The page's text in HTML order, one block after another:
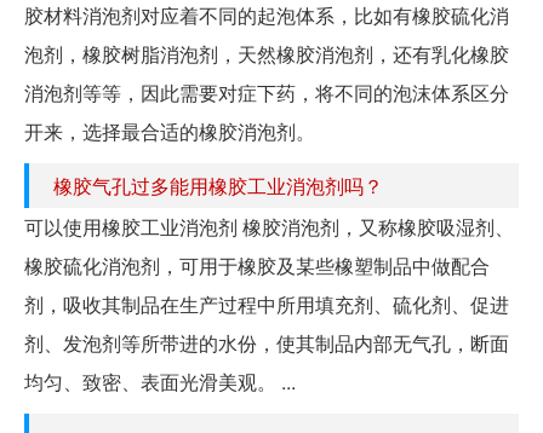
胶材料消泡剂对应着不同的起泡体系，比如有橡胶硫化消
泡剂，橡胶树脂消泡剂，天然橡胶消泡剂，还有乳化橡胶
消泡剂等等，因此需要对症下药，将不同的泡沫体系区分
开来，选择最合适的橡胶消泡剂。
橡胶气孔过多能用橡胶工业消泡剂吗？
可以使用橡胶工业消泡剂 橡胶消泡剂，又称橡胶吸湿剂、
橡胶硫化消泡剂，可用于橡胶及某些橡塑制品中做配合
剂，吸收其制品在生产过程中所用填充剂、硫化剂、促进
剂、发泡剂等所带进的水份，使其制品内部无气孔，断面
均匀、致密、表面光滑美观。 ...